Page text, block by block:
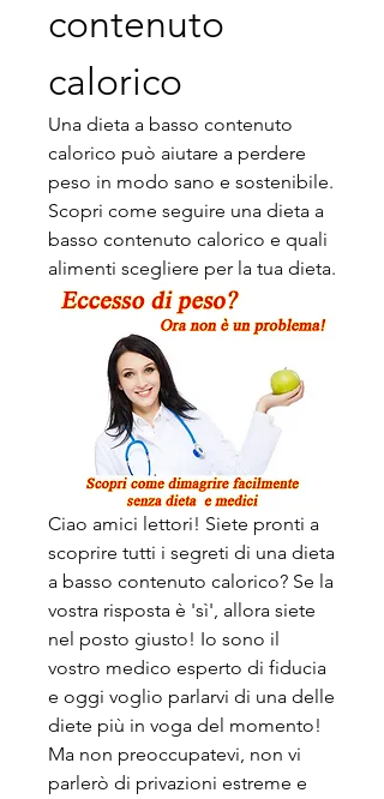
contenuto
calorico
Una dieta a basso contenuto
calorico può aiutare a perdere
peso in modo sano e sostenibile.
Scopri come seguire una dieta a
basso contenuto calorico e quali
alimenti scegliere per la tua dieta.
Ciao amici lettori! Siete pronti a
scoprire tutti i segreti di una dieta
a basso contenuto calorico? Se la
vostra risposta è 'sì', allora siete
nel posto giusto! Io sono il
vostro medico esperto di fiducia
e oggi voglio parlarvi di una delle
diete più in voga del momento!
Ma non preoccupatevi, non vi
parlerò di privazioni estreme e